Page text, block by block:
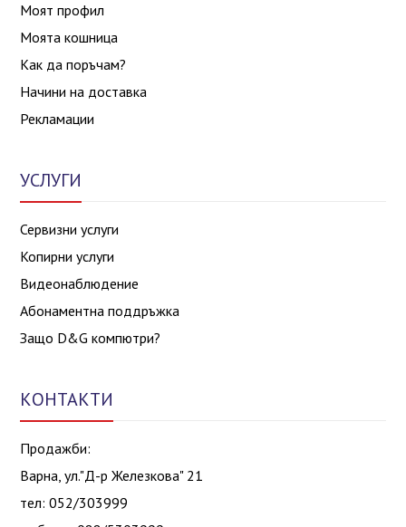
Моят профил
Моята кошница
Как да поръчам?
Начини на доставка
Рекламации
УСЛУГИ
Сервизни услуги
Копирни услуги
Видеонаблюдение
Абонаментна поддръжка
Защо D&G компютри?
КОНТАКТИ
Продажби:
Варна, ул."Д-р Железкова" 21
тел: 052/303999